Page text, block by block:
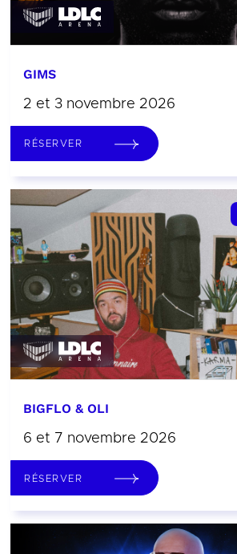
GIMS
2 et 3 novembre 2026
RÉSERVER
BIGFLO & OLI
6 et 7 novembre 2026
RÉSERVER